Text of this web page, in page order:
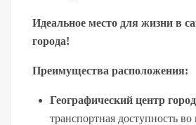
Идеальное место для жизни в
города!
Преимущества расположения:
Географический центр
транспортная доступность во